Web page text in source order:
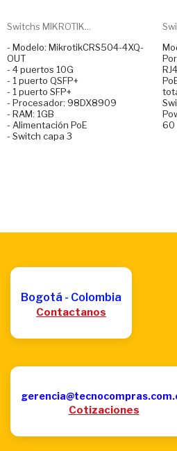
Switchs MIKROTIK...
- Modelo: MikrotikCRS504-4XQ-
OUT
- 4 puertos 10G
- 1 puerto QSFP+
- 1 puerto SFP+
- Procesador: 98DX8909
- RAM: 1GB
- Alimentación PoE
- Switch capa 3
60
Bogotá - Colombia
Contactanos
Cotizaciones